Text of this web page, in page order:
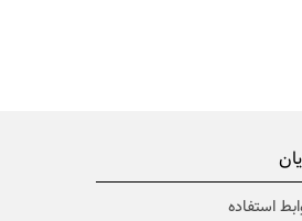
استفاده